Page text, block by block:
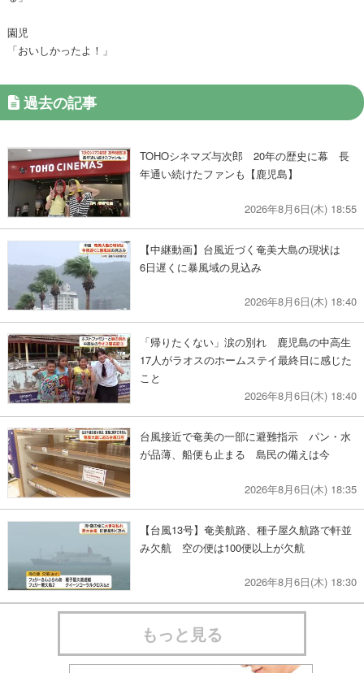
園児
「おいしかったよ！」
過去の記事
TOHOシネマズ与次郎 20年の歴史に幕 長
年通い続けたファンも【鹿児島】
2026年8月6日(木) 18:55
【中継動画】台風近づく奄美大島の現状は
6日遅くに暴風域の見込み
2026年8月6日(木) 18:40
「帰りたくない」涙の別れ 鹿児島の中高生
17人がラオスのホームステイ最終日に感じた
こと
2026年8月6日(木) 18:40
台風接近で奄美の一部に避難指示 パン・水
が品薄、船便も止まる 島民の備えは今
2026年8月6日(木) 18:35
【台風13号】奄美航路、種子屋久航路で軒並
み欠航 空の便は100便以上が欠航
2026年8月6日(木) 18:30
もっと見る